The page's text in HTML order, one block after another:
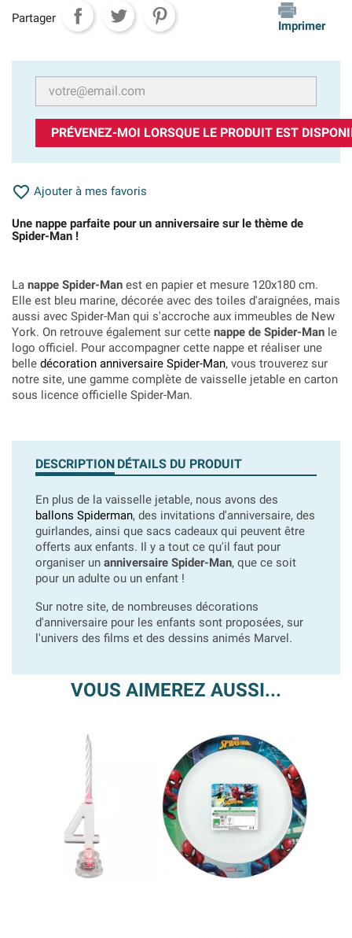
Partager
Imprimer
PRÉVENEZ-MOI LORSQUE LE PRODUIT EST
 Ajouter à mes favoris
Une nappe parfaite pour un anniversaire sur le thème de
Spider-Man !
La nappe Spider-Man est en papier et mesure 120x180 cm.
Elle est bleu marine, décorée avec des toiles d'araignées, mais
aussi avec Spider-Man qui s'accroche aux immeubles de New
York. On retrouve également sur cette nappe de Spider-Man le
logo officiel. Pour accompagner cette nappe et réaliser une
belle décoration anniversaire Spider-Man, vous trouverez sur
notre site, une gamme complète de vaisselle jetable en carton
sous licence officielle Spider-Man.
DESCRIPTION DÉTAILS DU PRODUIT
En plus de la vaisselle jetable, nous avons des
ballons Spiderman, des invitations d'anniversaire, des
guirlandes, ainsi que sacs cadeaux qui peuvent être
offerts aux enfants. Il y a tout ce qu'il faut pour
organiser un anniversaire Spider-Man, que ce soit
pour un adulte ou un enfant !
Sur notre site, de nombreuses décorations
d'anniversaire pour les enfants sont proposées, sur
l'univers des films et des dessins animés Marvel.
VOUS AIMEREZ AUSSI...